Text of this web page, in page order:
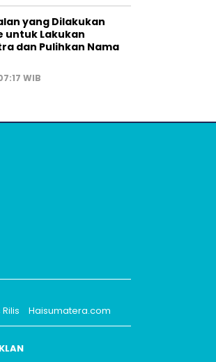
yang Dilakukan
untuk Lakukan
dan Pulihkan Nama
WIB
Haisumatera.com